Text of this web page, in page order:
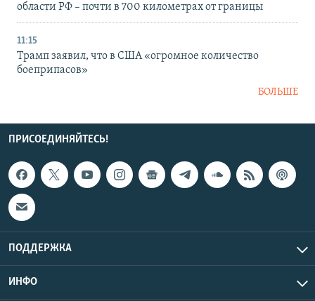
области РФ – почти в 700 километрах от границы
11:15
Трамп заявил, что в США «огромное количество
боеприпасов»
БОЛЬШЕ
ПРИСОЕДИНЯЙТЕСЬ!
ПОДДЕРЖКА
ИНФО